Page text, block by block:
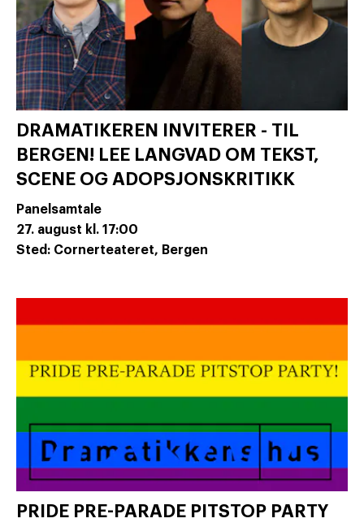
DRAMATIKEREN INVITERER - TIL
BERGEN! LEE LANGVAD OM TEKST,
SCENE OG ADOPSJONSKRITIKK
Panelsamtale
27. august kl. 17:00
Sted: Cornerteateret, Bergen
PRIDE PRE-PARADE PITSTOP PARTY